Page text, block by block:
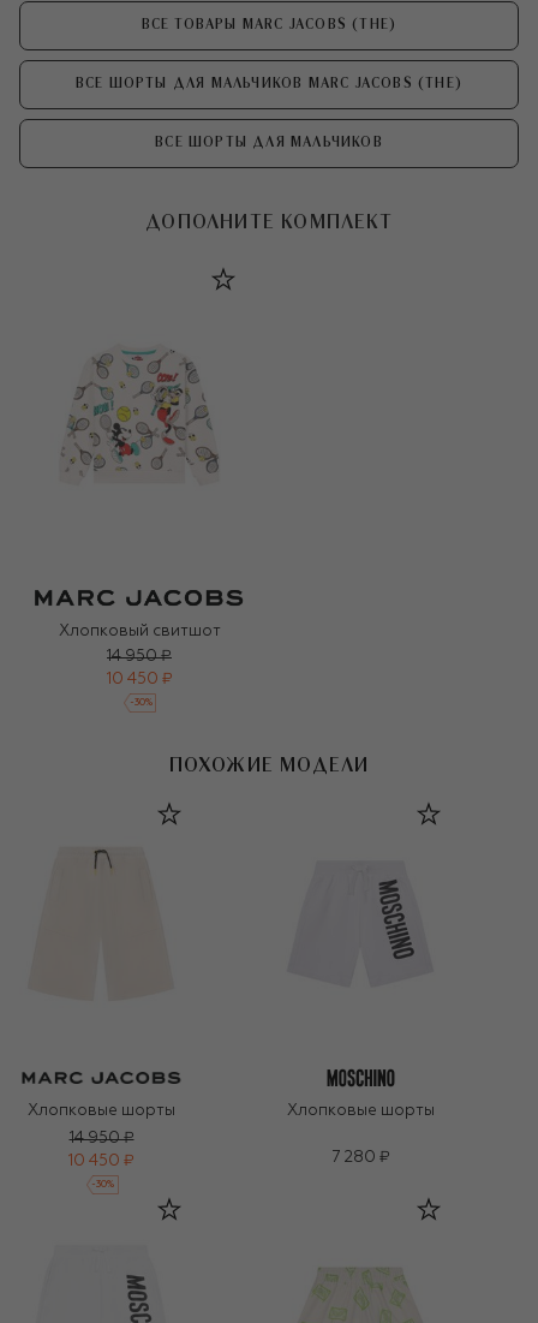
ВСЕ ТОВАРЫ MARC JACOBS (THE)
ВСЕ ШОРТЫ ДЛЯ МАЛЬЧИКОВ MARC JACOBS (THE)
ВСЕ ШОРТЫ ДЛЯ МАЛЬЧИКОВ
ДОПОЛНИТЕ КОМПЛЕКТ
Хлопковый свитшот
14 950 ₽
10 450 ₽
-30%
ПОХОЖИЕ МОДЕЛИ
Хлопковые шорты
14 950 ₽
10 450 ₽
-30%
Хлопковые шорты
7 280 ₽